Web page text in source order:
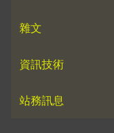
雜文
資訊技術
站務訊息